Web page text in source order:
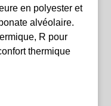
en polyester et
alvéolaire.
R pour
thermique